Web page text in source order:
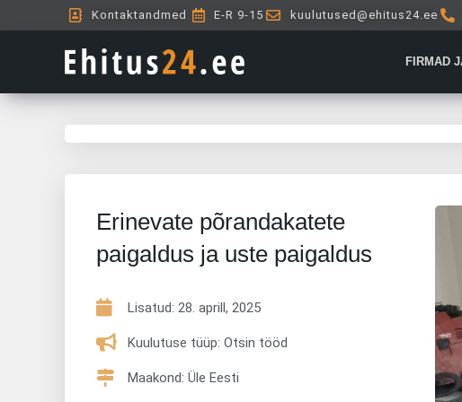
to
Kontaktandmed E-R 9-15 kuulutused@ehitus24.ee
FIRMAD
Erinevate põrandakatete
paigaldus ja uste paigaldus
Lisatud: 28. aprill, 2025
Kuulutuse tüüp: Otsin tööd
Maakond: Üle Eesti